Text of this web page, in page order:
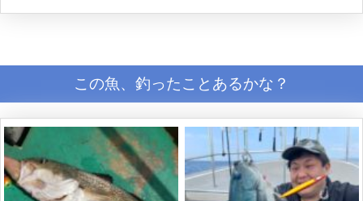
この魚、釣ったことあるかな？